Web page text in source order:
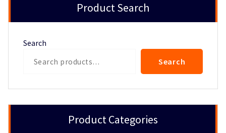
Product Search
Search
Search
Product Categories